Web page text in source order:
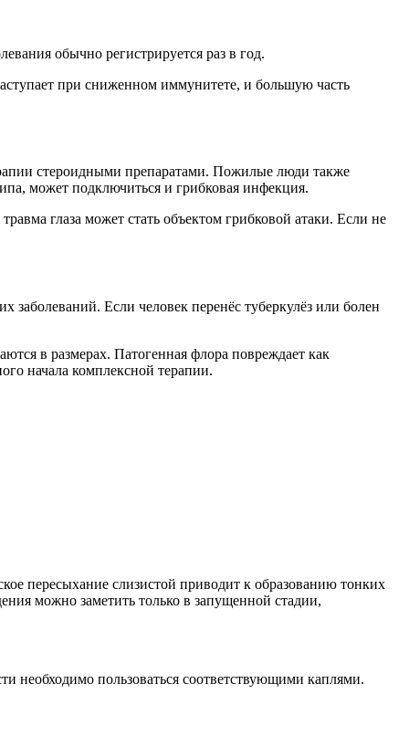
обычно регистрируется раз в год.
при сниженном иммунитете, и большую часть
стероидными препаратами. Пожилые люди также
может подключиться и грибковая инфекция.
глаза может стать объектом грибковой атаки. Если не
Если человек перенёс туберкулёз или болен
в размерах. Патогенная флора повреждает как
начала комплексной терапии.
пересыхание слизистой приводит к образованию тонких
можно заметить только в запущенной стадии,
необходимо пользоваться соответствующими каплями.